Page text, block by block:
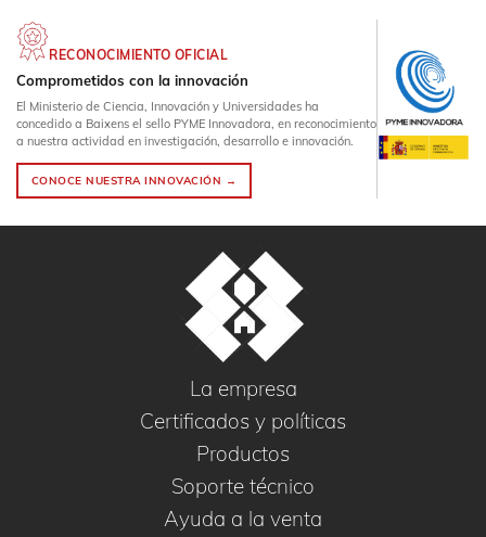
RECONOCIMIENTO OFICIAL
Comprometidos con la innovación
El Ministerio de Ciencia, Innovación y Universidades ha
concedido a Baixens el sello PYME Innovadora, en reconocimiento
a nuestra actividad en investigación, desarrollo e innovación.
CONOCE NUESTRA INNOVACIÓN →
La empresa
Certificados y políticas
Productos
Soporte técnico
Ayuda a la venta